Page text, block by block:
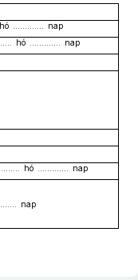
............. nap
hó ............. nap
hó ............. nap
nap